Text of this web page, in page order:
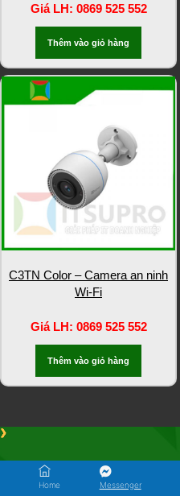
Giá LH: 0869 525 552
Thêm vào giỏ hàng
C3TN Color – Camera an ninh
Wi-Fi
Giá LH: 0869 525 552
Thêm vào giỏ hàng
Home Messenger
TRỢ GIÚP MUA HÀNG